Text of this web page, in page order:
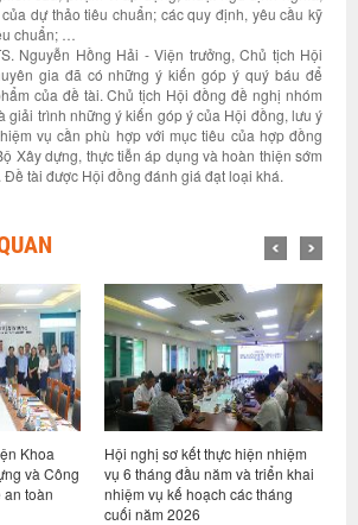
dự thảo tiêu chuẩn; các quy định, yêu cầu kỹ
chuẩn; …
Nguyễn Hồng Hải - Viện trưởng, Chủ tịch Hội
gia đã có những ý kiến góp ý quý báu để
của đề tài. Chủ tịch Hội đồng đề nghị nhóm
giải trình những ý kiến góp ý của Hội đồng, lưu ý
vụ cần phù hợp với mục tiêu của hợp đồng
Xây dựng, thực tiễn áp dụng và hoàn thiện sớm
tài được Hội đồng đánh giá đạt loại khá.
Khoa
và Công
an toàn
Hội nghị sơ kết thực hiện nhiệm
vụ 6 tháng đầu năm và triển khai
nhiệm vụ kế hoạch các tháng
cuối năm 2026